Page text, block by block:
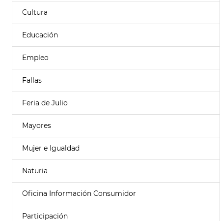
Cultura
Educación
Empleo
Fallas
Feria de Julio
Mayores
Mujer e Igualdad
Naturia
Oficina Información Consumidor
Participación